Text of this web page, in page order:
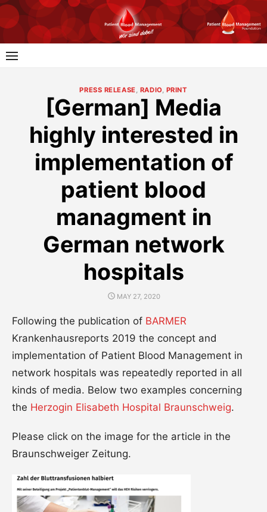
Skip
PRESS RELEASE RADIO, PRINT
[German] Media
highly interested in
implementation of
patient blood
managment in
German network
hospitals
POSTED
MAY 27, 2020
Following the publication of BARMER
Krankenhausreports 2019 the concept and
implementation of Patient Blood Management in
network hospitals was repeatedly reported in all
kinds of media. Below two examples concerning
the Herzogin Elisabeth Hospital Braunschweig.
Please click on the image for the article in the
Braunschweiger Zeitung.